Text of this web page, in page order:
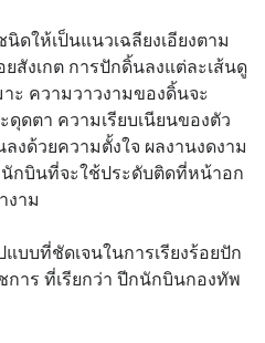
ดให้เป็นแนวเฉลียงเอียงตาม
สังเกต การปักดิ้นลงแต่ละเส้นดู
ะ ความวาวงามของดิ้นจะ
ดตา ความเรียบเนียนของตัว
งด้วยความตั้งใจ ผลงานงดงาม
กบินที่จะใช้ประดับติดที่หน้าอก
งาม
บบที่ชัดเจนในการเรียงร้อยปัก
าร ที่เรียกว่า ปีกนักบินกองทัพ